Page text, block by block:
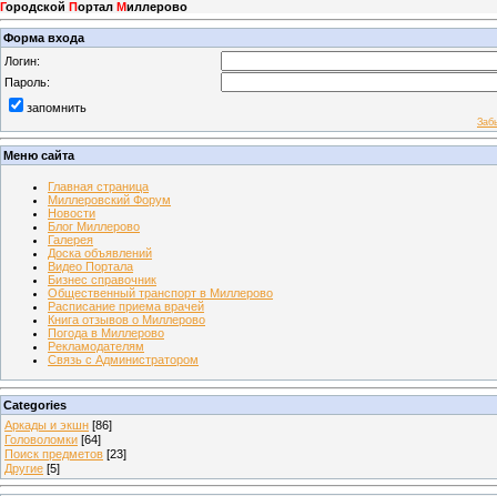
Городской Портал Миллерово
Форма входа
Логин:
Пароль:
запомнить
Меню сайта
Главная страница
Миллеровский Форум
Новости
Блог Миллерово
Галерея
Доска объявлений
Видео Портала
Бизнес справочник
Общественный транспорт в Миллерово
Расписание приема врачей
Книга отзывов о Миллерово
Погода в Миллерово
Рекламодателям
Связь с Администратором
Categories
Аркады и экшн [86]
Головоломки [64]
Поиск предметов [23]
Другие [5]